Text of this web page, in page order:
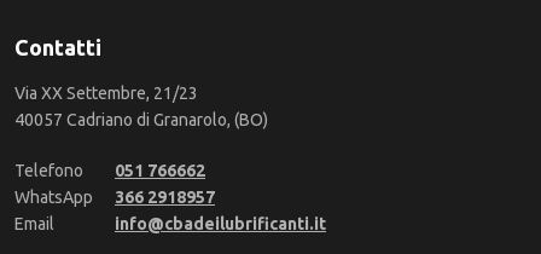
Contatti
Via XX Settembre, 21/23
40057 Cadriano di Granarolo, (BO)
Telefono
051 766662
WhatsApp
366 2918957
Email
info@cbadeilubrificanti.it